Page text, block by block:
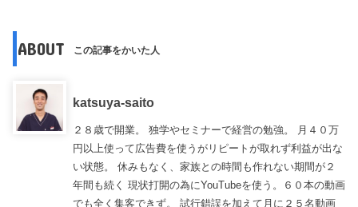
ABOUT この記事をかいた人
katsuya-saito
２８歳で開業。 独学やセミナーで経営の勉強。 月４０万
円以上使って広告費を使うがリピートが取れず利益が出な
い状態。 休みもなく、家族との時間も作れない期間が２
年間も続く 現状打開の為にYouTubeを使う。６０本の動画
でも全く集客できず。 試行錯誤を加えて月に２５名動画